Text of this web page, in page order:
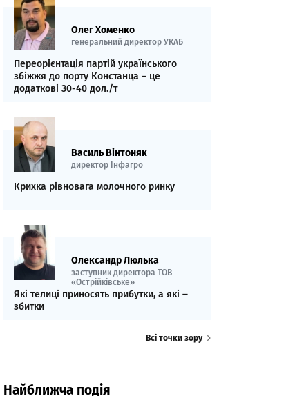
Олег Хоменко
генеральний директор УКАБ
Переорієнтація партій українського
збіжжя до порту Констанца – це
додаткові 30-40 дол./т
Василь Вінтоняк
директор Інфагро
Крихка рівновага молочного ринку
Олександр Люлька
заступник директора ТОВ
«Острійківське»
Які телиці приносять прибутки, а які ‒
збитки
Всі точки зору
Найближча подія